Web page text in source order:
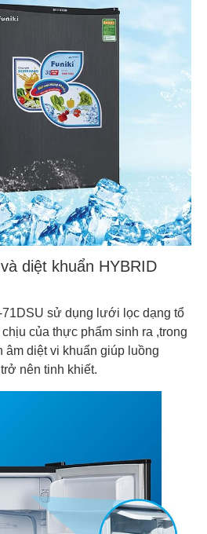
diệt khuẩn HYBRID
sử dụng lưới lọc dạng tổ
của thực phẩm sinh ra ,trong
âm diệt vi khuẩn giúp luồng
nên tinh khiết.